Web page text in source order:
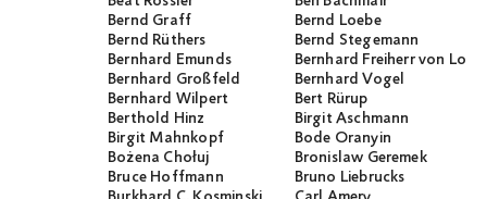
Bernd Graff
Bernd Loebe
Bernd Rüthers
Bernd Stegemann
Bernhard Emunds
Bernhard Freiherr von
Bernhard Großfeld
Bernhard Vogel
Bernhard Wilpert
Bert Rürup
Berthold Hinz
Birgit Aschmann
Birgit Mahnkopf
Bode Oranyin
Bożena Chołuj
Bronislaw Geremek
Bruce Hoffmann
Bruno Liebrucks